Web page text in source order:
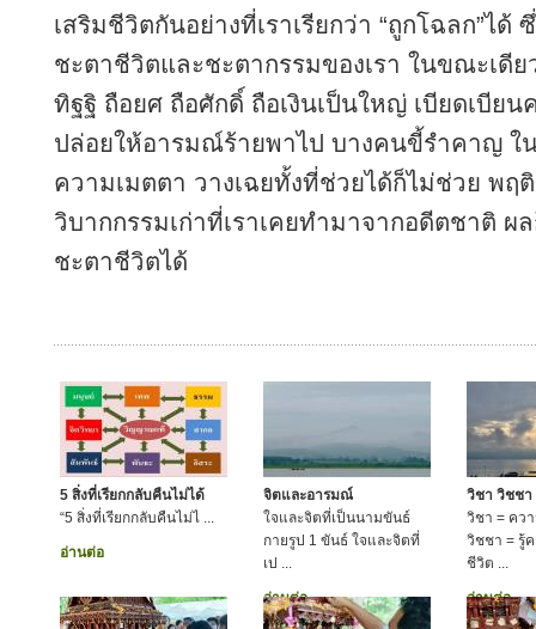
เสริมชีวิตกันอย่างที่เราเรียกว่า “ถูกโฉลก”ไ
ชะตาชีวิตและชะตากรรมของเรา ในขณะเดี
ทิฐฐิ ถือยศ ถือศักดิ์ ถือเงินเป็นใหญ่ เบียดเบี
ปล่อยให้อารมณ์ร้ายพาไป บางคนขี้รำคาญ ใ
ความเมตตา วางเฉยทั้งที่ช่วยได้ก็ไม่ช่วย พฤ
วิบากกรรมเก่าที่เราเคยทำมาจากอดีตชาติ
ชะตาชีวิตได้
5 สิ่งที่เรียกกลับคืนไม่ได้
“5 สิ่งที่เรียกกลับคืนไม่ไ ...
อ่านต่อ
จิตและอารมณ์
ใจและจิตที่เป็นนามขันธ์
กายรูป 1 ขันธ์ ใจและจิตที่
เป ...
อ่านต่อ
วิชา วิชชา
วิชา = คว
วิชชา = รู้
ชีวิต ...
อ่านต่อ